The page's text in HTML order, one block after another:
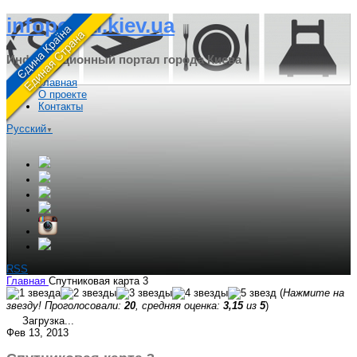
infoportal.kiev.ua
Информационный портал города Киева
Главная
О проекте
Контакты
Русский ▼
RSS
Главная Спутниковая карта 3
(Нажмите на
звезду! Проголосовали: 20 , средняя оценка: 3,15из 5)
Загрузка...
Фев 13, 2013